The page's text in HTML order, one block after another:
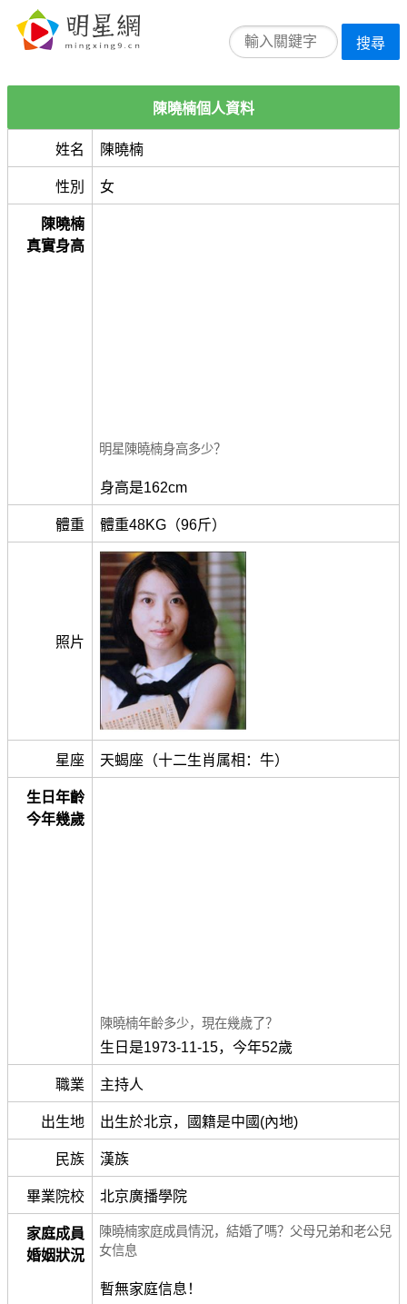
搜尋
陳曉楠個人資料
姓名 陳曉楠
性別 女
陳曉楠
真實身高
明星陳曉楠身高多少？
身高是162cm
體重 體重48KG（96斤）
照片
星座 天蝎座（十二生肖属相：牛）
生日年齡
今年幾歲
陳曉楠年齡多少，現在幾歲了？
生日是1973-11-15，今年52歲
職業 主持人
出生地 出生於北京，國籍是中國(內地)
民族 漢族
畢業院校 北京廣播學院
家庭成員
婚姻狀況
陳曉楠家庭成員情況，結婚了嗎？父母兄弟和老公兒
女信息
暫無家庭信息！